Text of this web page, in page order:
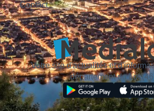
Contact
Votre site d'actualités et
département du Lot